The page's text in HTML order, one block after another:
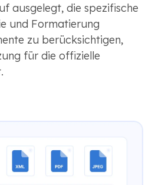
ausgelegt, die spezifische
und Formatierung
zu berücksichtigen,
für die offizielle